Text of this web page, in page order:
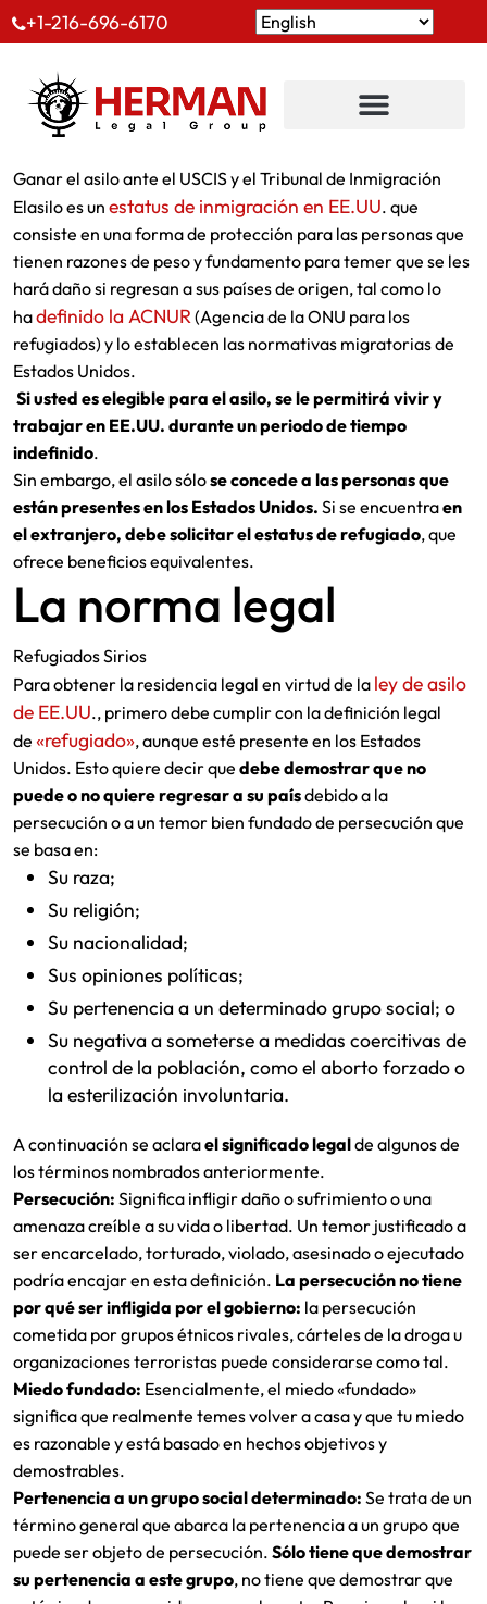
+1-216-696-6170
Ganar el asilo ante el USCIS y el Tribunal de Inmigración
Elasilo es un estatus de inmigración en EE.UU. que
consiste en una forma de protección para las personas que
tienen razones de peso y fundamento para temer que se les
hará daño si regresan a sus países de origen, tal como lo
hadefinido la ACNUR(Agencia de la ONU para los
refugiados) y lo establecen las normativas migratorias de
Estados Unidos.
Si usted es elegible para el asilo, se le permitirá vivir y
trabajar en EE.UU. durante un periodo de tiempo
indefinido.
Sin embargo, el asilo sólose concede a las personas que
están presentes en los Estados Unidos. Si se encuentraen
el extranjero, debe solicitar el estatus de refugiado, que
ofrece beneficios equivalentes.
La norma legal
Refugiados Sirios
Para obtener la residencia legal en virtud de la ley de asilo
de EE.UU., primero debe cumplir con la definición legal
de «refugiado», aunque esté presente en los Estados
Unidos. Esto quiere decir que debe demostrar que no
puede o no quiere regresar a su paísdebido a la
persecución o a un temor bien fundado de persecución que
se basa en:
Su raza;
Su religión;
Su nacionalidad;
Sus opiniones políticas;
Su pertenencia a un determinado grupo social; o
Su negativa a someterse a medidas coercitivas de
control de la población, como el aborto forzado o
la esterilización involuntaria.
A continuación se aclarael significado legalde algunos de
los términos nombrados anteriormente.
Persecución: Significa infligir daño o sufrimiento o una
amenaza creíble a su vida o libertad. Un temor justificado a
ser encarcelado, torturado, violado, asesinado o ejecutado
podría encajar en esta definición. La persecución no tiene
por qué ser infligida por el gobierno: la persecución
cometida por grupos étnicos rivales, cárteles de la droga u
organizaciones terroristas puede considerarse como tal.
Miedo fundado: Esencialmente, el miedo «fundado»
significa que realmente temes volver a casa y que tu miedo
es razonable y está basado en hechos objetivos y
demostrables.
Pertenencia a un grupo social determinado: Se trata de un
término general que abarca la pertenencia a un grupo que
puede ser objeto de persecución. Sólo tiene que demostrar
su pertenencia a este grupo, no tiene que demostrar que